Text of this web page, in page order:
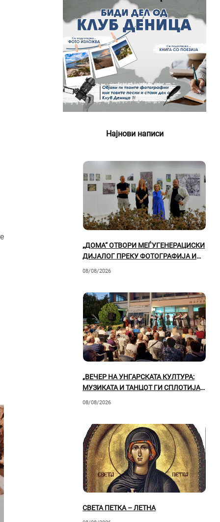
Најнови написи
„ДОМА“ ОТВОРИ МЕЃУГЕНЕРАЦИСКИ
ДИЈАЛОГ ПРЕКУ ФОТОГРАФИЈА И
08/08/2026
„ВЕЧЕР НА УНГАРСКАТА КУЛТУРА:
МУЗИКАТА И ТАНЦОТ ГИ СПЛОТИЈА
08/08/2026
СВЕТА ПЕТКА – ЛЕТНА